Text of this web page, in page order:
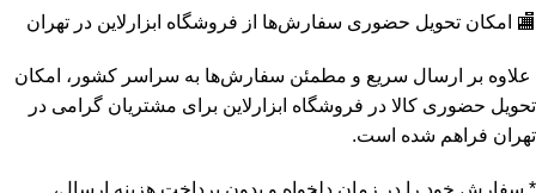
🏬 امکان تحویل حضوری سفارش‌ها از فروشگاه ابزارلاین در تهران
علاوه بر ارسال سریع و مطمئن سفارش‌ها به سراسر کشور، امکان
تحویل حضوری کالا در فروشگاه ابزارلاین برای مشتریان گرامی در
تهران فراهم شده است.